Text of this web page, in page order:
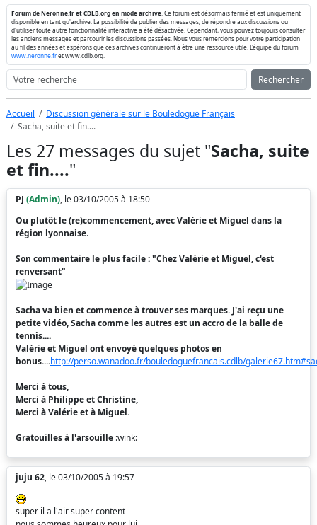
Forum de Neronne.fr et CDLB.org en mode archive . Ce forum est désormais fermé et est uniquement
disponible en tant qu'archive. La possibilité de publier des messages, de répondre aux discussions ou
d'utiliser toute autre fonctionnalité interactive a été désactivée. Cependant, vous pouvez toujours consulter
les anciens messages et parcourir les discussions passées. Nous vous remercions pour votre participation
au fil des années et espérons que ces archives continueront à être une ressource utile. L'équipe du forum
www.neronne.fret www.cdlb.org.
Rechercher
Accueil
Discussion générale sur le Bouledogue Français
Sacha, suite et fin....
Les 27 messages du sujet "Sacha, suite
et fin...."
PJ (Admin), le 03/10/2005 à 18:50
Ou plutôt le (re)commencement, avec Valérie et Miguel dans la
région lyonnaise.
Son commentaire le plus facile : "Chez Valérie et Miguel, c'est
renversant"
Sacha va bien et commence à trouver ses marques. J'ai reçu une
petite vidéo, Sacha comme les autres est un accro de la balle de
tennis....
Valérie et Miguel ont envoyé quelques photos en
bonus....http://perso.wanadoo.fr/bouledoguefrancais.cdlb/
Merci à tous,
Merci à Philippe et Christine,
Merci à Valérie et à Miguel.
Gratouilles à l'arsouille :wink:
juju 62, le 03/10/2005 à 19:57
super il a l'air super content